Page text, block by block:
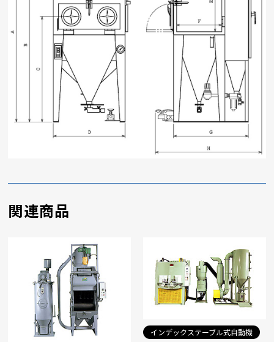
関連商品
インデックステーブル式自動機